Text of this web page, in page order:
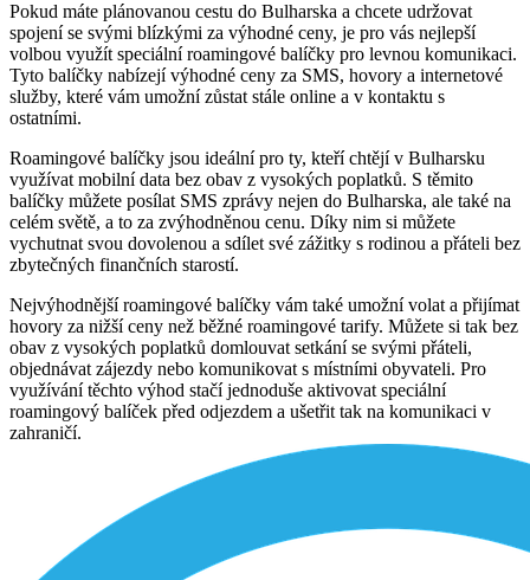
Pokud máte plánovanou cestu do Bulharska a chcete udržovat
spojení se svými blízkými za výhodné ceny, je pro vás nejlepší
volbou využít speciální roamingové balíčky pro levnou komunikaci.
Tyto balíčky nabízejí výhodné ceny za SMS, hovory a internetové
služby, které vám umožní zůstat stále online a v kontaktu s
ostatními.
Roamingové balíčky jsou ideální pro ty, kteří chtějí v Bulharsku
využívat mobilní data bez obav z vysokých poplatků. S těmito
balíčky můžete posílat SMS zprávy nejen do Bulharska, ale také na
celém světě, a to za zvýhodněnou cenu. Díky nim si můžete
vychutnat svou dovolenou a sdílet své zážitky s rodinou a přáteli bez
zbytečných finančních starostí.
Nejvýhodnější roamingové balíčky vám také umožní volat a přijímat
hovory za nižší ceny než běžné roamingové tarify. Můžete si tak bez
obav z vysokých poplatků domlouvat setkání se svými přáteli,
objednávat zájezdy nebo komunikovat s místními obyvateli. Pro
využívání těchto výhod stačí jednoduše aktivovat speciální
roamingový balíček před odjezdem a ušetřit tak na komunikaci v
zahraničí.